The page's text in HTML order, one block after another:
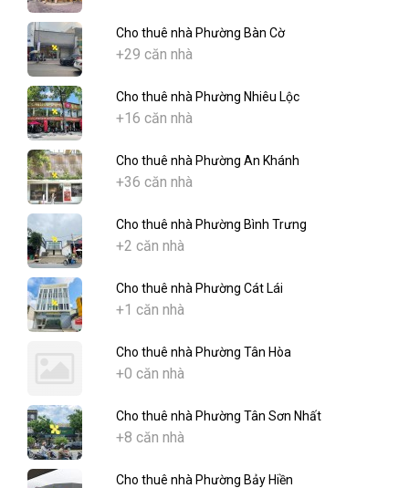
Cho thuê nhà Phường Bàn Cờ
+29 căn nhà
Cho thuê nhà Phường Nhiêu Lộc
+16 căn nhà
Cho thuê nhà Phường An Khánh
+36 căn nhà
Cho thuê nhà Phường Bình Trưng
+2 căn nhà
Cho thuê nhà Phường Cát Lái
+1 căn nhà
Cho thuê nhà Phường Tân Hòa
+0 căn nhà
Cho thuê nhà Phường Tân Sơn Nhất
+8 căn nhà
Cho thuê nhà Phường Bảy Hiền